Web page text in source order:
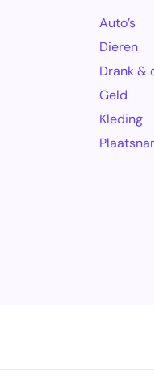
Auto’s
Dieren
Drank &
Geld
Kleding